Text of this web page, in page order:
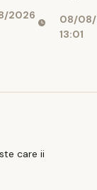
2026
08/
13:01
care ii